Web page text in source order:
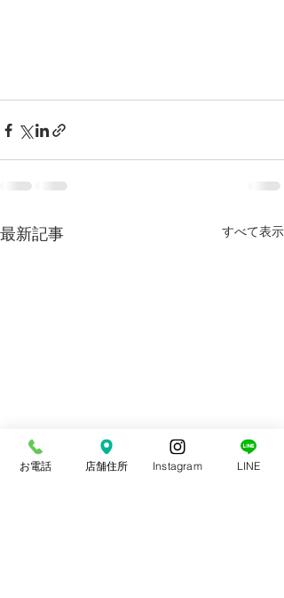
最新記事 すべて表示
お電話 店舗住所 Instagram LINE